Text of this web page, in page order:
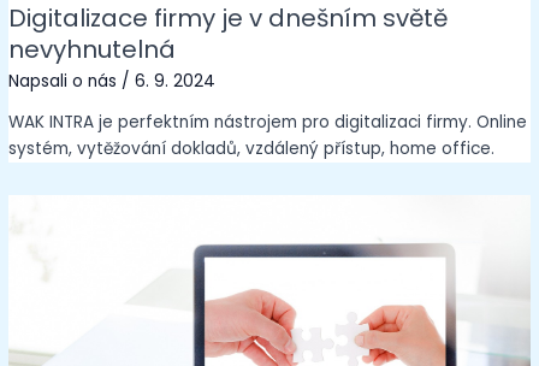
Digitalizace firmy je v dnešním světě
nevyhnutelná
Napsali o nás /6. 9. 2024
WAK INTRA je perfektním nástrojem pro digitalizaci firmy. Online
systém, vytěžování dokladů, vzdálený přístup, home office.